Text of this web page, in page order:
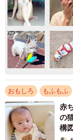
おもしろ もふもふ
赤
の
構